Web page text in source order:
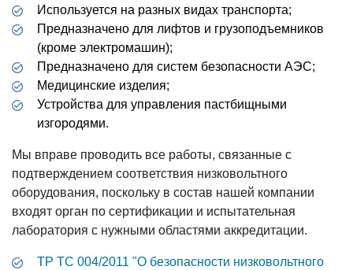
Используется на разных видах транспорта;
Предназначено для лифтов и грузоподъемников
(кроме электромашин);
Предназначено для систем безопасности АЭС;
Медицинские изделия;
Устройства для управления пастбищными
изгородями.
Мы вправе проводить все работы, связанные с
подтверждением соответствия низковольтного
оборудования, поскольку в состав нашей компании
входят орган по сертификации и испытательная
лаборатория с нужными областями аккредитации.
ТР ТС 004/2011 "О безопасности низковольтного